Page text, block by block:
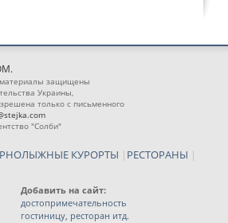
защищены
Украины,
только с письменного
"Солби"
КУРОРТЫ | РЕСТОРАНЫ |
Добавить на сайт:
достопримечательность
гостиницу, ресторан итд.